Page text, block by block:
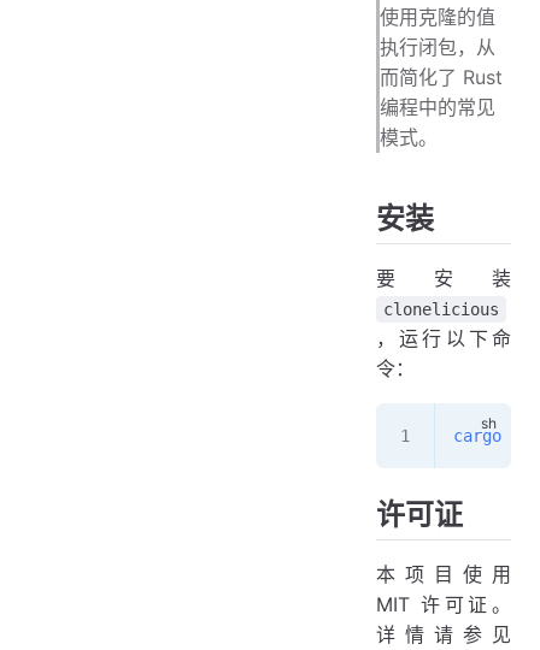
使用克隆的值
执行闭包，从
而简化了 Rust
编程中的常见
模式。
安装
要安装
clonelicious
，运行以下命
令：
cargo
许可证
本项目使用
MIT 许可证。
详情请参见